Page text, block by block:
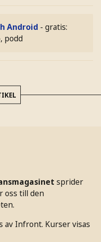
Android - gratis:
podd
sprider
oss till den
av Infront. Kurser visas